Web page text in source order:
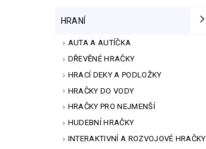
HRANÍ
AUTA A AUTÍČKA
DŘEVĚNÉ HRAČKY
HRACÍ DEKY A PODLOŽKY
HRAČKY DO VODY
HRAČKY PRO NEJMENŠÍ
HUDEBNÍ HRAČKY
INTERAKTIVNÍ A ROZVOJOVÉ HRAČKY